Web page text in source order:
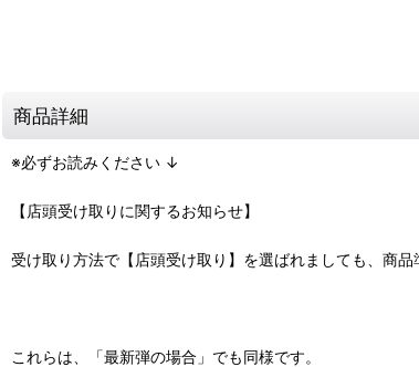
商品詳細
※必ずお読みください ↓
【店頭受け取りに関するお知らせ】
受け取り方法で【店頭受け取り】を選ばれましても、商
これらは、「最新弾の場合」でも同様です。